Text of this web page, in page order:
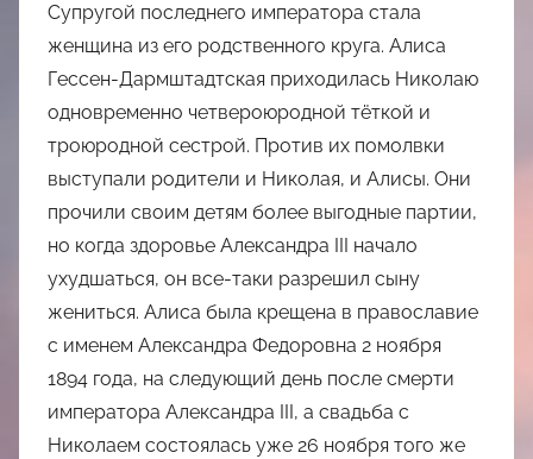
Супругой последнего императора стала
женщина из его родственного круга. Алиса
Гессен-Дармштадтская приходилась Николаю
одновременно четвероюродной тёткой и
троюродной сестрой. Против их помолвки
выступали родители и Николая, и Алисы. Они
прочили своим детям более выгодные партии,
но когда здоровье Александра III начало
ухудшаться, он все-таки разрешил сыну
жениться. Алиса была крещена в православие
с именем Александра Федоровна 2 ноября
1894 года, на следующий день после смерти
императора Александра III, а свадьба с
Николаем состоялась уже 26 ноября того же